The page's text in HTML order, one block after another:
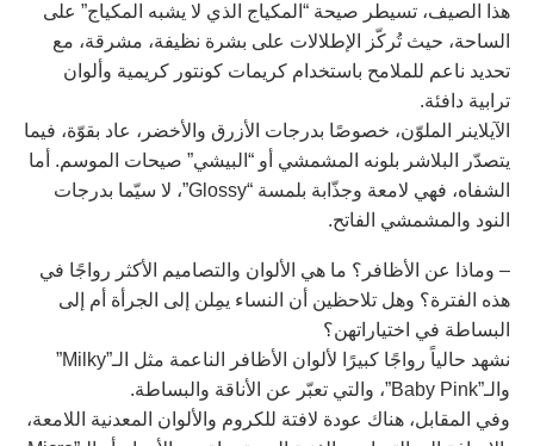
هذا الصيف، تسيطر صيحة “المكياج الذي لا يشبه المكياج” على
الساحة، حيث تُركّز الإطلالات على بشرة نظيفة، مشرقة، مع
تحديد ناعم للملامح باستخدام كريمات كونتور كريمية وألوان
ترابية دافئة.
الآيلاينر الملوّن، خصوصًا بدرجات الأزرق والأخضر، عاد بقوّة، فيما
يتصدّر البلاشر بلونه المشمشي أو “البيشي” صيحات الموسم. أما
الشفاه، فهي لامعة وجذّابة بلمسة “Glossy”، لا سيّما بدرجات
النود والمشمشي الفاتح.
– وماذا عن الأظافر؟ ما هي الألوان والتصاميم الأكثر رواجًا في
هذه الفترة؟ وهل تلاحظين أن النساء يمِلن إلى الجرأة أم إلى
البساطة في اختياراتهن؟
نشهد حالياً رواجًا كبيرًا لألوان الأظافر الناعمة مثل الـ”Milky”
والـ”Baby Pink”، والتي تعبّر عن الأناقة والبساطة.
وفي المقابل، هناك عودة لافتة للكروم والألوان المعدنية اللامعة،